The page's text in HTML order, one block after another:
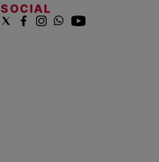
SOCIAL